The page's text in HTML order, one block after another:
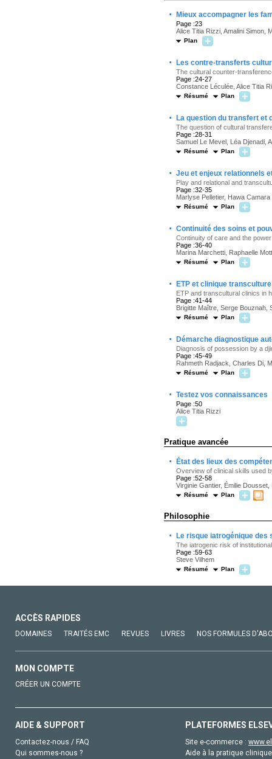
· Mieux accompagner les
Page :23
Alice Titia Rizzi, Amalini Simon,
Plan
· Les contre-transferts
The cultural counter-
Page :24-27
Constance Léculée, Alice Titia
Résumé Plan
· La question du transfert
The question of cultural
Page :28-31
Samuel Le Mevel, Léa Djenadi,
Résumé Plan
· Jeu et enjeux relationnels
Play and relational and
Page :32-35
Marlyse Pelletier, Hawa Camara
Résumé Plan
· Continuité des soins et
Continuity of care and the
Page :36-40
Marina Marchetti, Raphaelle
Résumé Plan
· ETP et clinique
ETP and transcultural clinics in
Page :41-44
Brigitte Maître, Serge Bouznah,
Résumé Plan
· Démarche diagnostique
Diagnosis of possession by a
Page :45-49
Rahmeth Radjack, Charles Di,
Résumé Plan
· Testez vos connaissances
Page :50
Alice Titia Rizzi
Pratique avancée
· État des lieux des
Overview of clinical skills used
Page :52-58
Virginie Gantier, Émilie
Résumé Plan
Philosophie
· Le risque iatrogénique des
The iatrogenic risk of
Page :59-63
Steve Vilhem
Résumé Plan
ACCÈS RAPIDES
DOMAINES TRAITÉS EMC REVUES LIVRES NOS FORMULES
MON COMPTE
CRÉER UN COMPTE
AIDE & SUPPORT
Contactez-nous / FAQ
Qui sommes-nous ?
PLATEFORMES
Site e-commerce :
Aide à la pratique